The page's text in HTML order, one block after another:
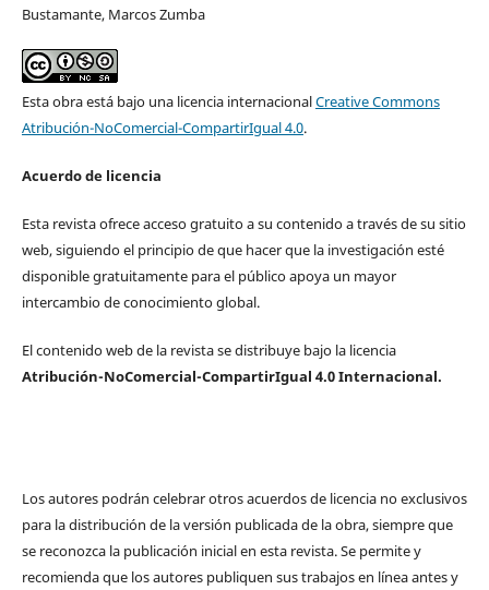
Bustamante, Marcos Zumba
Esta obra está bajo una licencia internacionalCreative Commons
Atribución-NoComercial-CompartirIgual 4.0.
Acuerdo de licencia
Esta revista ofrece acceso gratuito a su contenido a través de su sitio
web, siguiendo el principio de que hacer que la investigación esté
disponible gratuitamente para el público apoya un mayor
intercambio de conocimiento global.
El contenido web de la revista se distribuye bajo la licencia
Atribución-NoComercial-CompartirIgual 4.0 Internacional.
Los autores podrán celebrar otros acuerdos de licencia no exclusivos
para la distribución de la versión publicada de la obra, siempre que
se reconozca la publicación inicial en esta revista. Se permite y
recomienda que los autores publiquen sus trabajos en línea antes y